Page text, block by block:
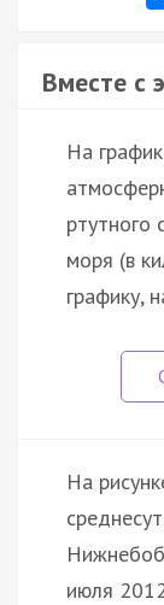
Вместе с
На
ртутного
моря (в
графику,
На
июля